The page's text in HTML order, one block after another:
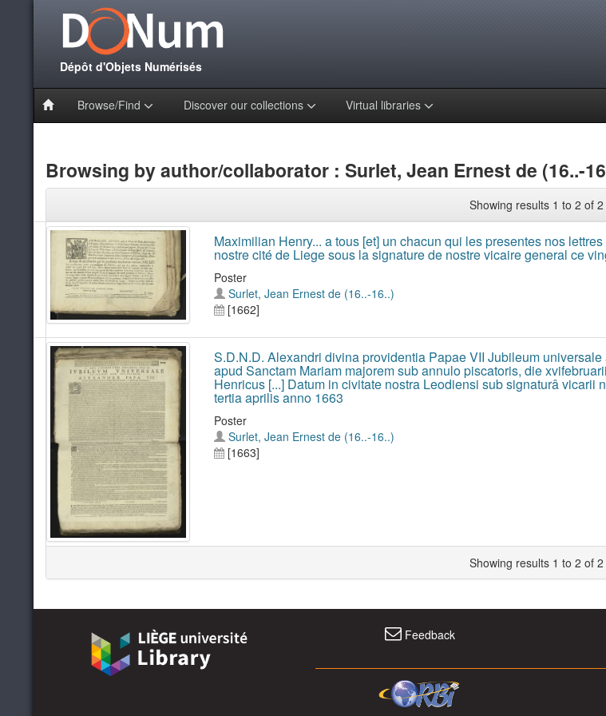
Dépôt d'Objets Numérisés
Browse/Find Discover our collections Virtual libraries
Browsing by author/collaborator : Surlet, Jean Ernest de (16..-
Showing results 1 to 2 of 2
Maximilian Henry... a tous [et] un chacun qui les presentes nos
nostre cité de Liege sous la signature de nostre vicaire general ce
Poster
Surlet, Jean Ernest de (16..-16..)
[1662]
S.D.N.D. Alexandri divina providentia Papae VII Jubileum
apud Sanctam Mariam majorem sub annulo piscatoris, die
Henricus [...] Datum in civitate nostra Leodiensi sub signaturâ
tertia aprilis anno 1663
Poster
Surlet, Jean Ernest de (16..-16..)
[1663]
Showing results 1 to 2 of 2
Feedback